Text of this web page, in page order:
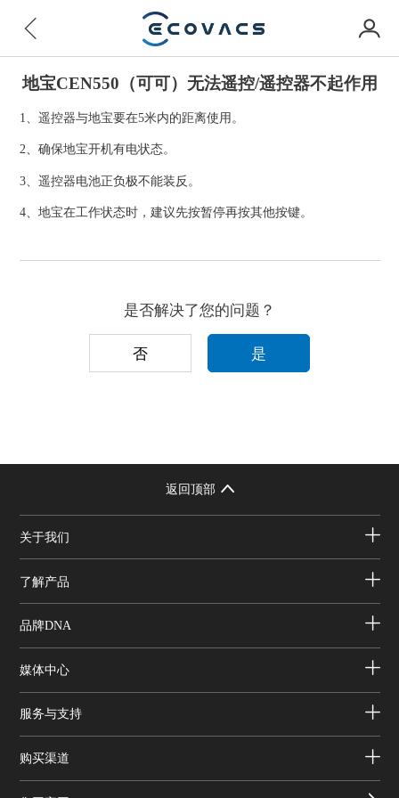
地宝CEN550（可可）无法遥控/遥控器不起作用
1、遥控器与地宝要在5米内的距离使用。
2、确保地宝开机有电状态。
3、遥控器电池正负极不能装反。
4、地宝在工作状态时，建议先按暂停再按其他按键。
是否解决了您的问题？
否 是
返回顶部
关于我们
了解产品
品牌DNA
媒体中心
服务与支持
购买渠道